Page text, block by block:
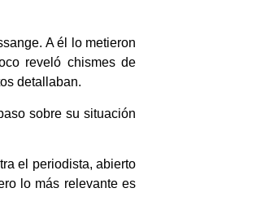
A él lo metieron
reveló chismes de
detallaban.
sobre su situación
el periodista, abierto
lo más relevante es